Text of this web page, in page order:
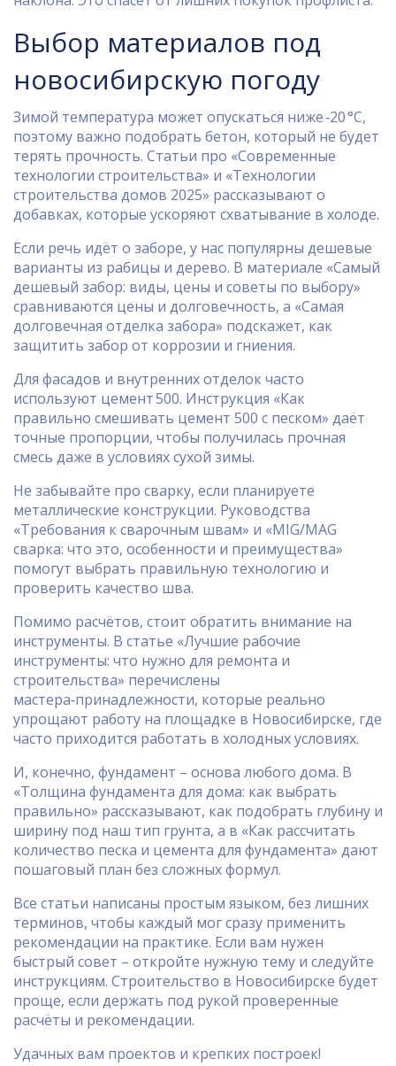
Выбор материалов под
новосибирскую погоду
Зимой температура может опускаться ниже ‑20 °C,
поэтому важно подобрать бетон, который не будет
терять прочность. Статьи про «Современные
технологии строительства» и «Технологии
строительства домов 2025» рассказывают о
добавках, которые ускоряют схватывание в холоде.
Если речь идёт о заборе, у нас популярны дешевые
варианты из рабицы и дерево. В материале «Самый
дешевый забор: виды, цены и советы по выбору»
сравниваются цены и долговечность, а «Самая
долговечная отделка забора» подскажет, как
защитить забор от коррозии и гниения.
Для фасадов и внутренних отделок часто
используют цемент 500. Инструкция «Как
правильно смешивать цемент 500 с песком» даёт
точные пропорции, чтобы получилась прочная
смесь даже в условиях сухой зимы.
Не забывайте про сварку, если планируете
металлические конструкции. Руководства
«Требования к сварочным швам» и «MIG/MAG
сварка: что это, особенности и преимущества»
помогут выбрать правильную технологию и
проверить качество шва.
Помимо расчётов, стоит обратить внимание на
инструменты. В статье «Лучшие рабочие
инструменты: что нужно для ремонта и
строительства» перечислены
мастера‑принадлежности, которые реально
упрощают работу на площадке в Новосибирске, где
часто приходится работать в холодных условиях.
И, конечно, фундамент – основа любого дома. В
«Толщина фундамента для дома: как выбрать
правильно» рассказывают, как подобрать глубину и
ширину под наш тип грунта, а в «Как рассчитать
количество песка и цемента для фундамента» дают
пошаговый план без сложных формул.
Все статьи написаны простым языком, без лишних
терминов, чтобы каждый мог сразу применить
рекомендации на практике. Если вам нужен
быстрый совет – откройте нужную тему и следуйте
инструкциям. Строительство в Новосибирске будет
проще, если держать под рукой проверенные
расчёты и рекомендации.
Удачных вам проектов и крепких построек!